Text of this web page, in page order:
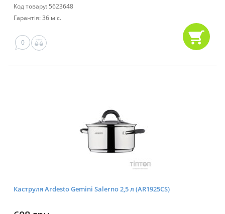
Код товару: 5623648
Гарантія: 36 міс.
0
Каструля Ardesto Gemini Salerno 2,5 л (AR1925CS)